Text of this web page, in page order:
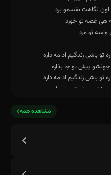
مشاهده همه